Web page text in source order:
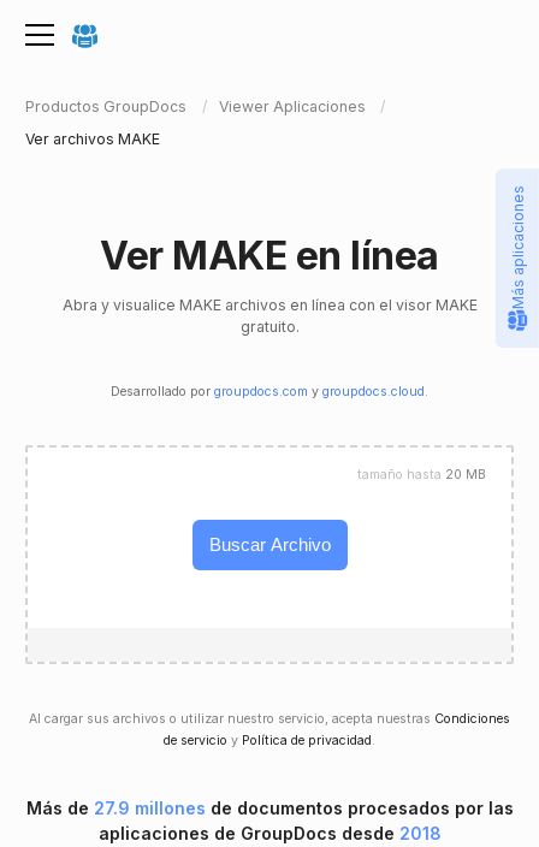
Productos GroupDocs
Viewer Aplicaciones
Ver archivos MAKE
Ver MAKE en línea
Abra y visualice MAKE archivos en línea con el visor MAKE
gratuito.
Desarrollado por groupdocs.com y groupdocs.cloud .
Buscar Archivo
tamaño hasta 20 MB
Al cargar sus archivos o utilizar nuestro servicio, acepta nuestras Condiciones
de servicio y Política de privacidad.
Más de 27.9 millones de documentos procesados ​​por las
aplicaciones de GroupDocs desde 2018
Más aplicaciones